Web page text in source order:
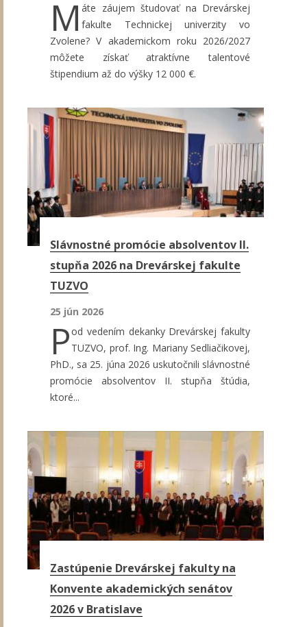
M áte záujem študovať na Drevárskej
fakulte Technickej univerzity vo
Zvolene? V akademickom roku 2026/2027
môžete získať atraktívne talentové
štipendium až do výšky 12 000 €.
Slávnostné promócie absolventov II.
stupňa 2026 na Drevárskej fakulte
TUZVO
25 jún 2026
Pod vedením dekanky Drevárskej fakulty
TUZVO, prof. Ing. Mariany Sedliačikovej,
PhD., sa 25. júna 2026 uskutočnili slávnostné
promócie absolventov II. stupňa štúdia,
ktoré...
Zastúpenie Drevárskej fakulty na
Konvente akademických senátov
2026 v Bratislave